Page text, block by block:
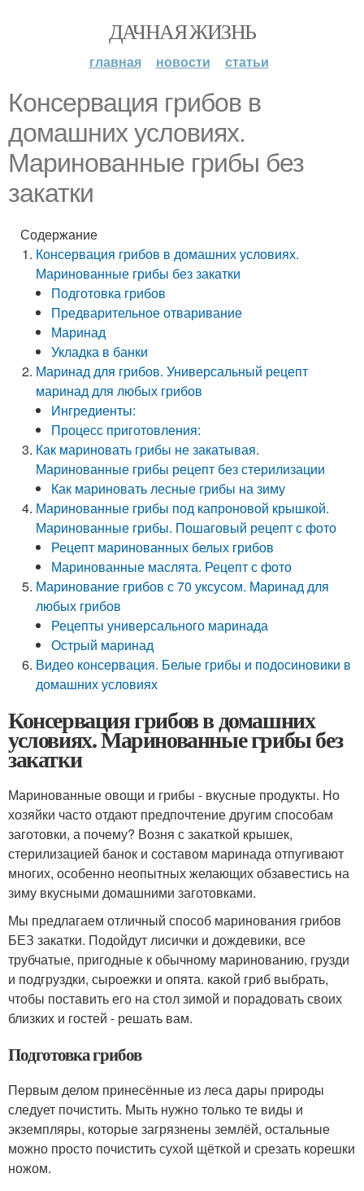
ДАЧНАЯ ЖИЗНЬ
главная новости статьи
Консервация грибов в
домашних условиях.
Маринованные грибы без
закатки
Содержание
Консервация грибов в домашних условиях.
Маринованные грибы без закатки
Подготовка грибов
Предварительное отваривание
Маринад
Укладка в банки
Маринад для грибов. Универсальный рецепт
маринад для любых грибов
Ингредиенты:
Процесс приготовления:
Как мариновать грибы не закатывая.
Маринованные грибы рецепт без стерилизации
Как мариновать лесные грибы на зиму
Маринованные грибы под капроновой крышкой.
Маринованные грибы. Пошаговый рецепт с фото
Рецепт маринованных белых грибов
Маринованные маслята. Рецепт с фото
Маринование грибов с 70 уксусом. Маринад для
любых грибов
Рецепты универсального маринада
Острый маринад
Видео консервация. Белые грибы и подосиновики в
домашних условиях
Консервация грибов в домашних
условиях. Маринованные грибы без
закатки
Маринованные овощи и грибы - вкусные продукты. Но
хозяйки часто отдают предпочтение другим способам
заготовки, а почему? Возня с закаткой крышек,
стерилизацией банок и составом маринада отпугивают
многих, особенно неопытных желающих обзавестись на
зиму вкусными домашними заготовками.
Мы предлагаем отличный способ маринования грибов
БЕЗ закатки. Подойдут лисички и дождевики, все
трубчатые, пригодные к обычному маринованию, грузди
и подгруздки, сыроежки и опята. какой гриб выбрать,
чтобы поставить его на стол зимой и порадовать своих
близких и гостей - решать вам.
Подготовка грибов
Первым делом принесённые из леса дары природы
следует почистить. Мыть нужно только те виды и
экземпляры, которые загрязнены землёй, остальные
можно просто почистить сухой щёткой и срезать корешки
ножом.